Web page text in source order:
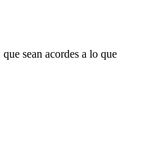
sean acordes a lo que